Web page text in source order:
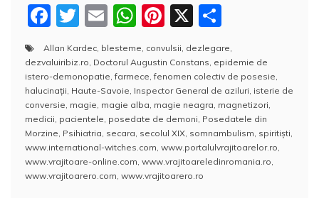
F
a
c
e
b
o
o
k
T
w
itt
er
E
m
ai
l
W
at
s
A
p
p
Pi
nt
er
e
st
X
rt
aj
e
a
z
ă
Allan Kardec blesteme convulsii dezlegare
dezvaluiribiz.ro Doctorul Augustin Constans epidemie de
istero-demonopatie ,farmece ,fenomen colectiv de posesie
halucinații Haute-Savoie Inspector General de aziluri isterie de
conversie magie magie alba magie neagra magnetizori
medicii pacientele posedate de demoni Posedatele din
Morzine Psihiatria secara secolul XIX somnambulism spiritişti
www.international-witches.com www.portalulvrajitoarelor.ro
www.vrajitoare-online.com www.vrajitoareledinromania.ro
www.vrajitoarero.com www.vrajitoarero.ro